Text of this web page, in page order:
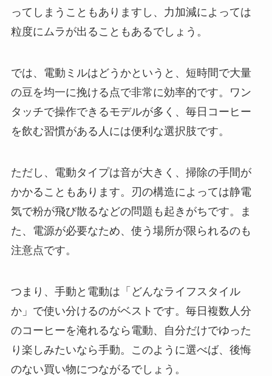
ってしまうこともありますし、力加減によっては
粒度にムラが出ることもあるでしょう。
では、電動ミルはどうかというと、短時間で大量
の豆を均一に挽ける点で非常に効率的です。ワン
タッチで操作できるモデルが多く、毎日コーヒー
を飲む習慣がある人には便利な選択肢です。
ただし、電動タイプは音が大きく、掃除の手間が
かかることもあります。刃の構造によっては静電
気で粉が飛び散るなどの問題も起きがちです。ま
た、電源が必要なため、使う場所が限られるのも
注意点です。
つまり、手動と電動は「どんなライフスタイル
か」で使い分けるのがベストです。毎日複数人分
のコーヒーを淹れるなら電動、自分だけでゆった
り楽しみたいなら手動。このように選べば、後悔
のない買い物につながるでしょう。